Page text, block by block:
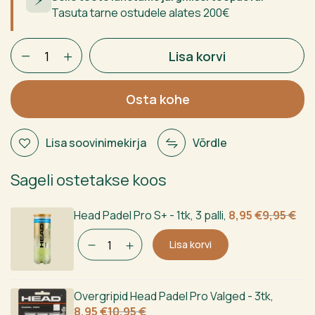
Tasuta tarne ostudele alates 200€
BULLPADEL
BP10
EVO
2025
kogus
Lisa korvi
Osta kohe
Lisa soovinimekirja Võrdle
Sageli ostetakse koos
Head Padel Pro S+ - 1tk, 3 palli, 9,95€
Algne
oli:
8,95€
Current
is:
Lisa korvi
Overgripid Head Padel Pro Valged - 3tk,
10,95€
Algne
8,95€
Current